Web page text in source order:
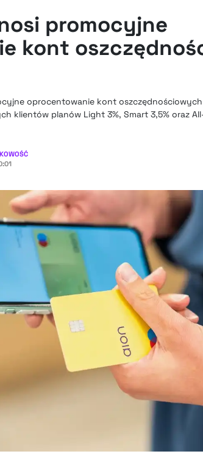
promocyjne
kont
oprocentowanie kont
klientów planów Light 3%, Smart 3,5% oraz